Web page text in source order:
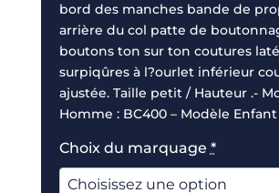
bord des manches bande de
arrière du col patte de
boutons ton sur ton coutures
surpiqûres à l?ourlet inférieur
ajustée. Taille petit / Hauteur .-
Homme : BC400 – Modèle Enfant
Choix du marquage *